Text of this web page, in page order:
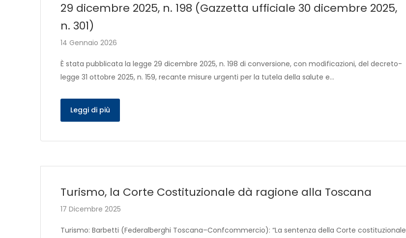
29 dicembre 2025, n. 198 (Gazzetta ufficiale 30 dicembre 2025,
n. 301)
14 Gennaio 2026
È stata pubblicata la legge 29 dicembre 2025, n. 198 di conversione, con modificazioni, del decreto-
legge 31 ottobre 2025, n. 159, recante misure urgenti per la tutela della salute e…
Leggi di più
Turismo, la Corte Costituzionale dà ragione alla Toscana
17 Dicembre 2025
Turismo: Barbetti (Federalberghi Toscana–Confcommercio): “La sentenza della Corte costituzionale